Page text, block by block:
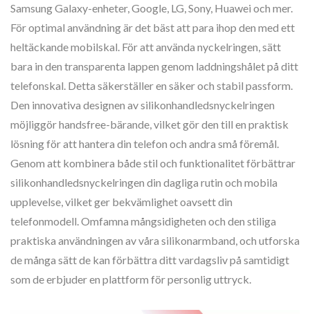
Samsung Galaxy-enheter, Google, LG, Sony, Huawei och mer.
För optimal användning är det bäst att para ihop den med ett
heltäckande mobilskal. För att använda nyckelringen, sätt
bara in den transparenta lappen genom laddningshålet på ditt
telefonskal. Detta säkerställer en säker och stabil passform.
Den innovativa designen av silikonhandledsnyckelringen
möjliggör handsfree-bärande, vilket gör den till en praktisk
lösning för att hantera din telefon och andra små föremål.
Genom att kombinera både stil och funktionalitet förbättrar
silikonhandledsnyckelringen din dagliga rutin och mobila
upplevelse, vilket ger bekvämlighet oavsett din
telefonmodell. Omfamna mångsidigheten och den stiliga
praktiska användningen av våra silikonarmband, och utforska
de många sätt de kan förbättra ditt vardagsliv på samtidigt
som de erbjuder en plattform för personlig uttryck.